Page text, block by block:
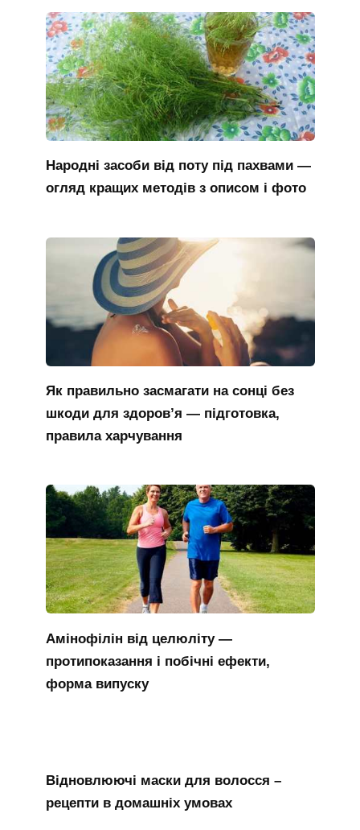
Народні засоби від поту під пахвами —
огляд кращих методів з описом і фото
Як правильно засмагати на сонці без
шкоди для здоров’я — підготовка,
правила харчування
Амінофілін від целюліту —
протипоказання і побічні ефекти,
форма випуску
Відновлюючі маски для волосся –
рецепти в домашніх умовах